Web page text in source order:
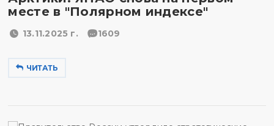
месте в "Полярном индексе"
13.11.2025 г. 1609
ЧИТАТЬ